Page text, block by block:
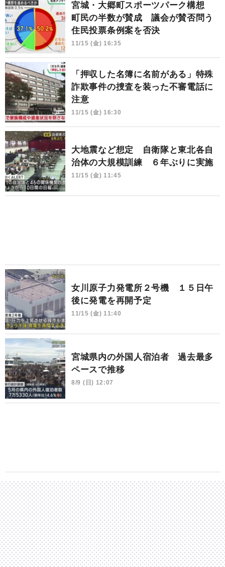
宮城・大郷町スポーツパーク構想
町民の半数が賛成 議会が賛否問う
住民投票条例案を否決
11/15 (金) 16:35
「押収した名簿に名前がある」特殊
詐欺事件の捜査を装った不審電話に
注意
11/15 (金) 16:30
大地震など想定 自衛隊と東北各自
治体の大規模訓練 ６年ぶりに実施
11/15 (金) 11:45
女川原子力発電所２号機 １５日午
後に発電を再開予定
11/15 (金) 11:40
宮城県内の外国人宿泊者 過去最多
ペースで推移
8/9 (日) 12:07